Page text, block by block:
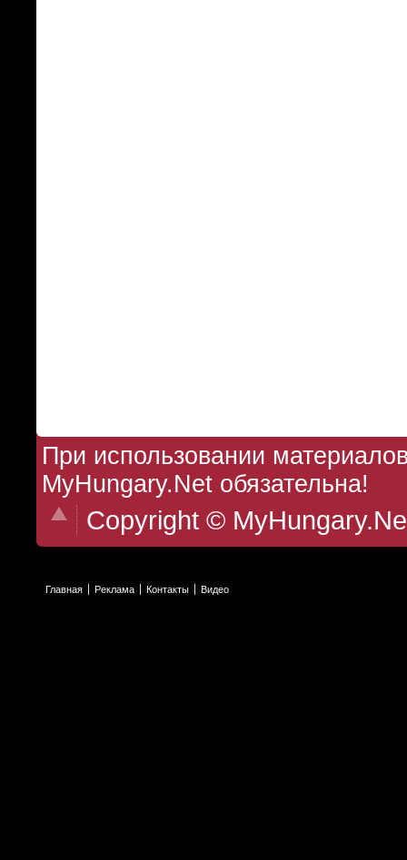
При использовании
MyHungary.Net обязательна!
Copyright ©
Главная Реклама Контакты Видео